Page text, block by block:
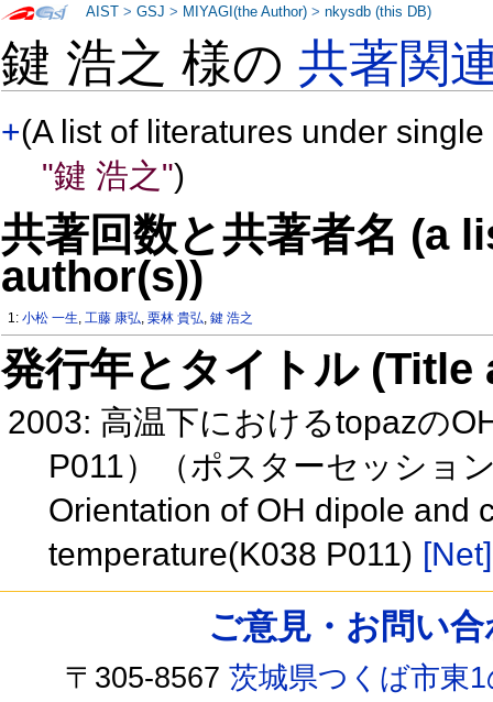
鍵 浩之 様の共著関
+(A list of literatures under
"鍵 浩之")
共著回数と共著者名 (a
author(s))
1:小松 一生,工藤 康弘,栗林 貴弘,鍵 浩之
発行年とタイトル
2003: 高温下におけるtopazの
P011）（ポスターセッショ
Orientation of OH dipole and
temperature(K038 P011) [Net]
AIST >GSJ > MIYAGI(the Author) >nkysdb (this DB)
ご意見・お問い
〒305-8567茨城県つくば市東